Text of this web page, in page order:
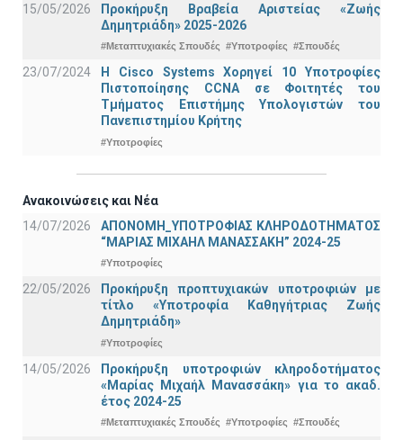
15/05/2026
Προκήρυξη Βραβεία Αριστείας «Ζωής
Δημητριάδη» 2025-2026
#Μεταπτυχιακές Σπουδές #Υποτροφίες #Σπουδές
23/07/2024
Η Cisco Systems Χορηγεί 10 Υποτροφίες
Πιστοποίησης CCNA σε Φοιτητές του
Τμήματος Επιστήμης Υπολογιστών του
Πανεπιστημίου Κρήτης
#Υποτροφίες
Ανακοινώσεις και Νέα
14/07/2026
ΑΠΟΝΟΜΗ_ΥΠΟΤΡΟΦΙΑΣ ΚΛΗΡΟΔΟΤΗΜΑΤΟΣ
“ΜΑΡΙΑΣ ΜΙΧΑΗΛ ΜΑΝΑΣΣΑΚΗ” 2024-25
#Υποτροφίες
22/05/2026
Προκήρυξη προπτυχιακών υποτροφιών με
τίτλο «Υποτροφία Καθηγήτριας Ζωής
Δημητριάδη»
#Υποτροφίες
14/05/2026
Προκήρυξη υποτροφιών κληροδοτήματος
«Μαρίας Μιχαήλ Μανασσάκη» για το ακαδ.
έτος 2024-25
#Μεταπτυχιακές Σπουδές #Υποτροφίες #Σπουδές